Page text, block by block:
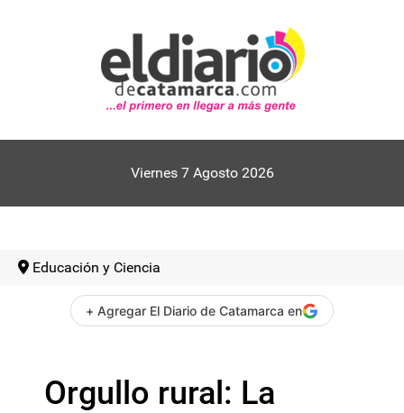
Viernes 7 Agosto 2026
Educación y Ciencia
+ Agregar El Diario de Catamarca en
Orgullo rural: La